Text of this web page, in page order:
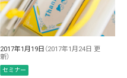
2017年1月19日 （2017年1月24日 更
新）
セミナー